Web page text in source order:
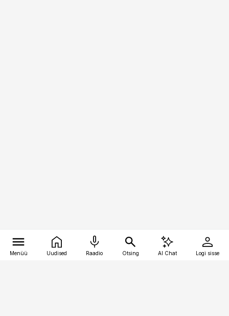
Menüü Uudised Raadio Otsing AI Chat Logi sisse